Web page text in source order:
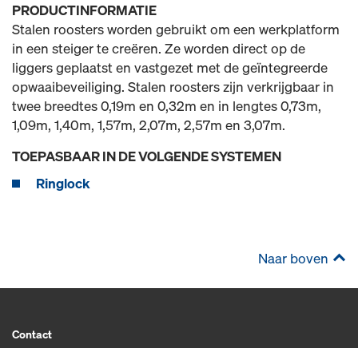
PRODUCTINFORMATIE
Stalen roosters worden gebruikt om een werkplatform
in een steiger te creëren. Ze worden direct op de
liggers geplaatst en vastgezet met de geïntegreerde
opwaaibeveiliging. Stalen roosters zijn verkrijgbaar in
twee breedtes 0,19m en 0,32m en in lengtes 0,73m,
1,09m, 1,40m, 1,57m, 2,07m, 2,57m en 3,07m.
TOEPASBAAR IN DE VOLGENDE SYSTEMEN
Ringlock
Naar boven
Contact